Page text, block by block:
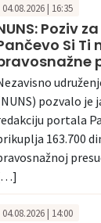
04.08.2026 | 16:35
Poziv
Si Ti
pozvalo je
portala
163.700
04.08.2026 | 14:00